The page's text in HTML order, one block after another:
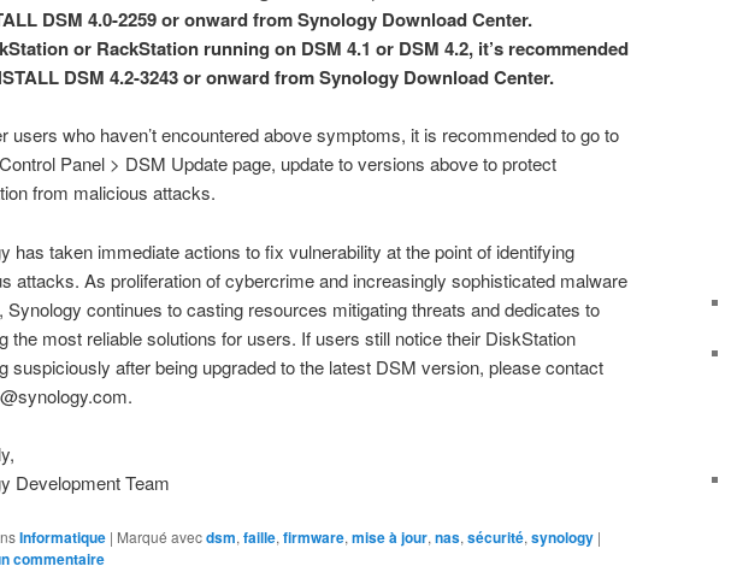
DSM 4.0-2259 or onward from Synology Download Center.
or RackStation running on DSM 4.1 or DSM 4.2, it’s recommended
DSM 4.2-3243 or onward from Synology Download Center.
users who haven’t encountered above symptoms, it is recommended to go to
Panel > DSM Update page, update to versions above to protect
from malicious attacks.
has taken immediate actions to fix vulnerability at the point of identifying
attacks. As proliferation of cybercrime and increasingly sophisticated malware
Synology continues to casting resources mitigating threats and dedicates to
the most reliable solutions for users. If users still notice their DiskStation
suspiciously after being upgraded to the latest DSM version, please contact
Development Team
Informatique | Marqué avecdsm,faille,firmware,mise à jour,nas,sécurité,synology |
commentaire